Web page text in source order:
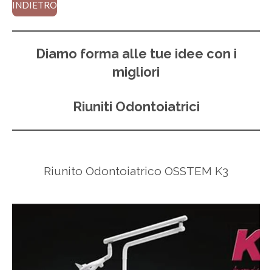
INDIETRO
Diamo forma alle tue idee con i
migliori
Riuniti Odontoiatrici
Riunito Odontoiatrico OSSTEM K3